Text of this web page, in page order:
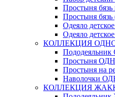
Простыня бязь
Простыня бязь
Одеяло
Одеяло
КОЛЛЕКЦИЯ
Простыня
Простыня на
Наволочки
КОЛЛЕКЦИЯ